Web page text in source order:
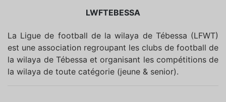
LWFTEBESSA
La Ligue de football de la wilaya de Tébessa (LFWT)
est une association regroupant les clubs de football de
la wilaya de Tébessa et organisant les compétitions de
la wilaya de toute catégorie (jeune & senior).